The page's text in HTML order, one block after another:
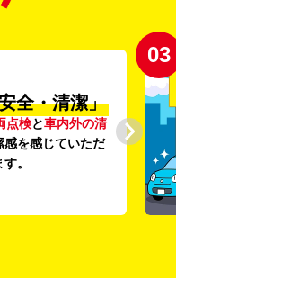
全・清潔」
点検と車内外の清
感を感じていただ
。
03